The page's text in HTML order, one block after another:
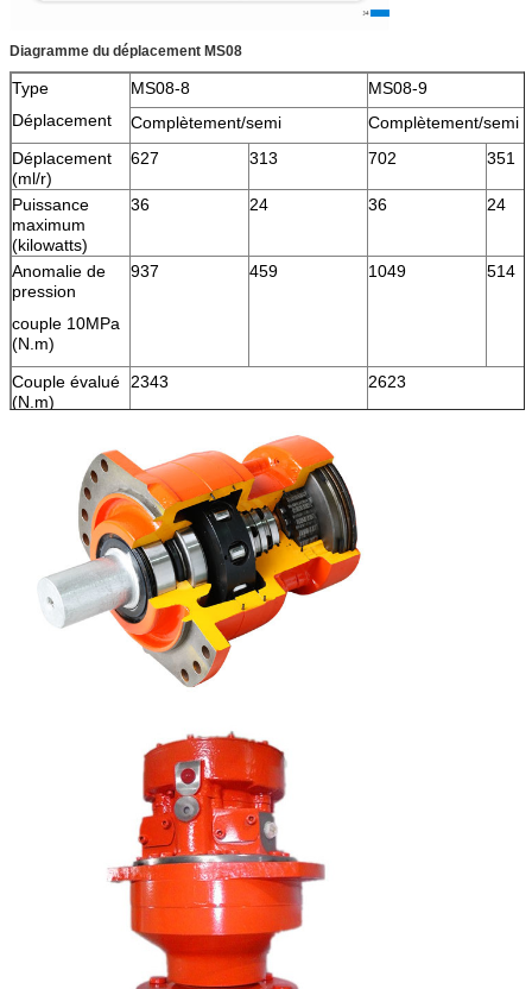
Diagramme du déplacement MS08
Type
Déplacement
MS08-8
MS08-9
Complètement/semi
Complètement/semi
Déplacement
(ml/r)
627 313 702 351
Puissance
maximum
(kilowatts)
36 24 36 24
Anomalie de
pression
couple 10MPa
(N.m)
937 459 1049 514
Couple évalué
(N.m)
2343 2623
évaluée (MPA)
maximum
40
nominale
(r/min)
70
Gamme de
vitesse (r/min)
0-170